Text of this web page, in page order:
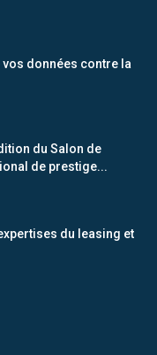
données contre la
du Salon de
de prestige...
du leasing et